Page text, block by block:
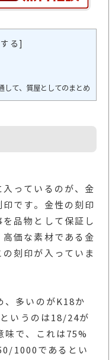
る]
して、質屋としてのまとめ
っているのが、金
です。金性の刻印
品物として保証し
価な素材である金
刻印が入っていま
、多いのがK18か
いうのは18/24が
味で、これは75%
1000であるとい